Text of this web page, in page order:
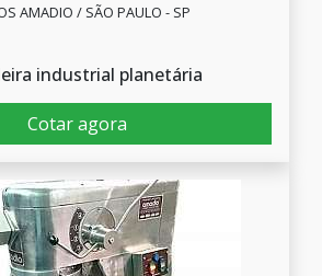
AMADIO / SÃO PAULO - SP
industrial planetária
Cotar agora